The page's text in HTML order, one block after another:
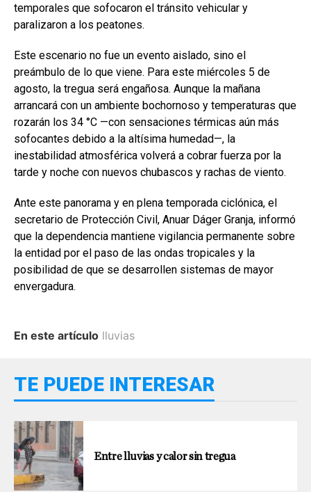
temporales que sofocaron el tránsito vehicular y
paralizaron a los peatones.
Este escenario no fue un evento aislado, sino el
preámbulo de lo que viene. Para este miércoles 5 de
agosto, la tregua será engañosa. Aunque la mañana
arrancará con un ambiente bochornoso y temperaturas que
rozarán los 34 °C —con sensaciones térmicas aún más
sofocantes debido a la altísima humedad—, la
inestabilidad atmosférica volverá a cobrar fuerza por la
tarde y noche con nuevos chubascos y rachas de viento.
Ante este panorama y en plena temporada ciclónica, el
secretario de Protección Civil, Anuar Dáger Granja, informó
que la dependencia mantiene vigilancia permanente sobre
la entidad por el paso de las ondas tropicales y la
posibilidad de que se desarrollen sistemas de mayor
envergadura.
En este artículo lluvias
TE PUEDE INTERESAR
Entre lluvias y calor sin tregua